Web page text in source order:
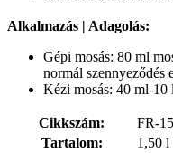
Alkalmazás | Adagolás:
Gépi mosás: 80 ml
normál szennyeződés
Kézi mosás: 40 ml-10
Cikkszám:
FR-
Tartalom:
1,50 l